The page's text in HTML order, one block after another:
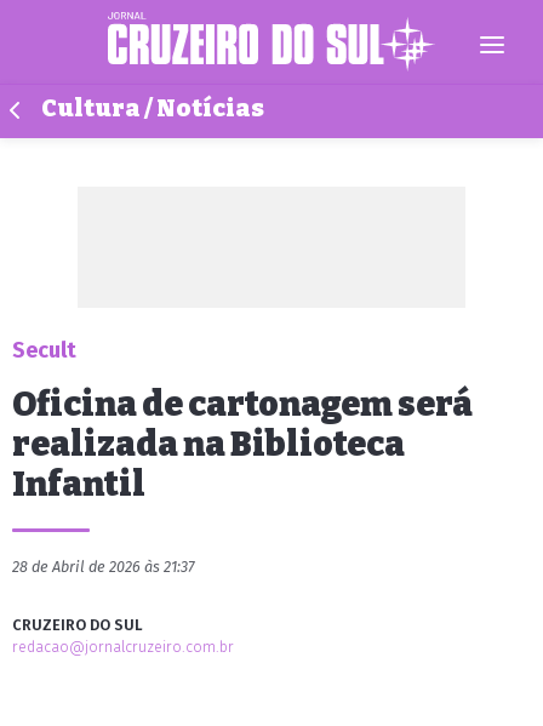
Cultura / Notícias
Secult
Oficina de cartonagem será
realizada na Biblioteca
Infantil
28 de Abril de 2026 às 21:37
CRUZEIRO DO SUL
redacao@jornalcruzeiro.com.br